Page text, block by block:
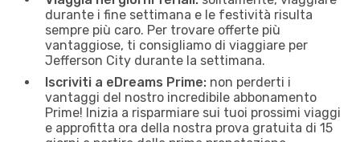
durante i fine settimana e le festività risulta
sempre più caro. Per trovare offerte più
vantaggiose, ti consigliamo di viaggiare per
Jefferson City durante la settimana.
Iscriviti a eDreams Prime: non perderti i
vantaggi del nostro incredibile abbonamento
Prime! Inizia a risparmiare sui tuoi prossimi viaggi
e approfitta ora della nostra prova gratuita di 15